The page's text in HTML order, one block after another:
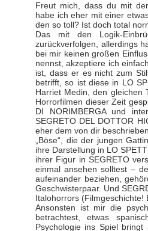
Freut mich, dass du mit
habe ich eher mit einer
den so toll? Ist doch total
Das mit den Logik-
zurückverfolgen, allerdings
bei mir keinen großen
nennst, akzeptiere ich
ist, dass er es nicht zum
betrifft, so ist diese in LO
Harriet Medin, den gleichen
Horrorfilmen dieser Zeit
DI NORIMBERGA und
SEGRETO DEL DOTTOR
eher dem von dir
„Böse“, die der jungen
ihre Darstellung in LO
ihrer Figur in SEGRETO
einmal ansehen solltest –
aufeinander beziehen,
Geschwisterpaar. Und
Italohorrors (Filmgeschichte!
Ansonsten ist mir die
betrachtest, etwas
Psychologie ins Spiel